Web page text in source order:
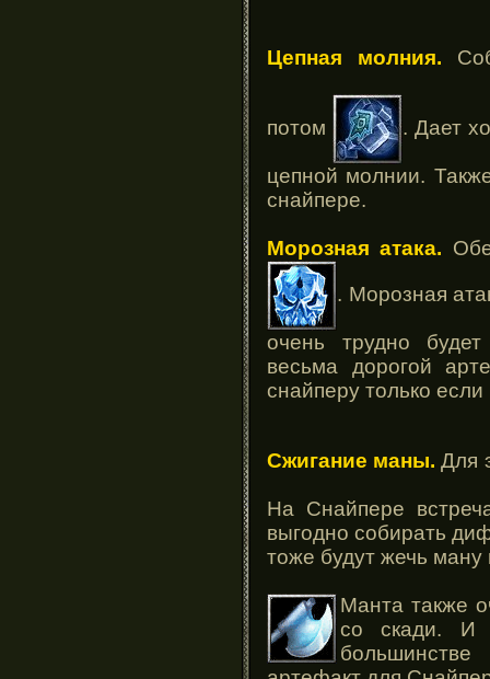
Цепная молния.
потом . Дает
цепной молнии.
снайпере.
Морозная атака.
. Морозная
очень трудно
весьма дорогой
снайперу только
Сжигание маны. Для
На Снайпере
выгодно собирать
тоже будут жечь ману
Манта также
со скади.